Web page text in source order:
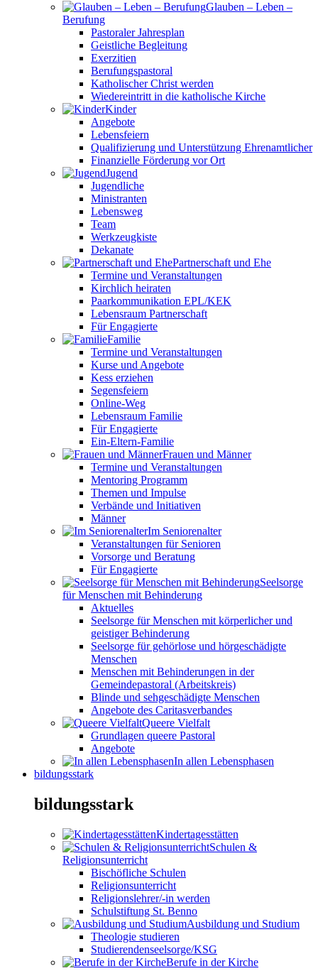
Glauben – Leben –
Berufung
Pastoraler Jahresplan
Geistliche Begleitung
Exerzitien
Berufungspastoral
Katholischer Christ werden
Wiedereintritt in die katholische Kirche
Kinder
Angebote
Lebensfeiern
Qualifizierung und Unterstützung Ehrenamtlicher
Finanzielle Förderung vor Ort
Jugend
Jugendliche
Ministranten
Lebensweg
Team
Werkzeugkiste
Dekanate
Partnerschaft und Ehe
Termine und Veranstaltungen
Kirchlich heiraten
Paarkommunikation EPL/KEK
Lebensraum Partnerschaft
Für Engagierte
Familie
Termine und Veranstaltungen
Kurse und Angebote
Kess erziehen
Segensfeiern
Online-Weg
Lebensraum Familie
Für Engagierte
Ein-Eltern-Familie
Frauen und Männer
Termine und Veranstaltungen
Mentoring Programm
Themen und Impulse
Verbände und Initiativen
Männer
Im Seniorenalter
Veranstaltungen für Senioren
Vorsorge und Beratung
Für Engagierte
Seelsorge
für Menschen mit Behinderung
Aktuelles
Seelsorge für Menschen mit körperlicher und
geistiger Behinderung
Seelsorge für gehörlose und hörgeschädigte
Menschen
Menschen mit Behinderungen in der
Gemeindepastoral (Arbeitskreis)
Blinde und sehgeschädigte Menschen
Angebote des Caritasverbandes
Queere Vielfalt
Grundlagen queere Pastoral
Angebote
In allen Lebensphasen
bildungsstark
bildungsstark
Kindertagesstätten
Schulen &
Religionsunterricht
Bischöfliche Schulen
Religionsunterricht
Religionslehrer/-in werden
Schulstiftung St. Benno
Ausbildung und Studium
Theologie studieren
Studierendenseelsorge/KSG
Berufe in der Kirche